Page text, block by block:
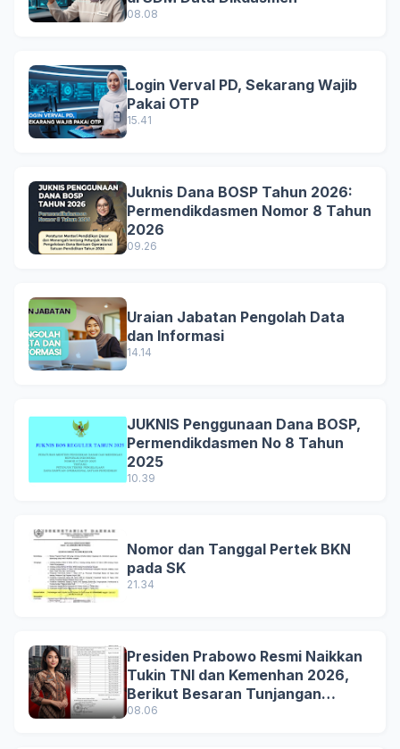
08.08
Login Verval PD, Sekarang Wajib
Pakai OTP
15.41
Juknis Dana BOSP Tahun 2026:
Permendikdasmen Nomor 8 Tahun
2026
09.26
Uraian Jabatan Pengolah Data
dan Informasi
14.14
JUKNIS Penggunaan Dana BOSP,
Permendikdasmen No 8 Tahun
2025
10.39
Nomor dan Tanggal Pertek BKN
pada SK
21.34
Presiden Prabowo Resmi Naikkan
Tukin TNI dan Kemenhan 2026,
Berikut Besaran Tunjangan
Terbaru
08.06